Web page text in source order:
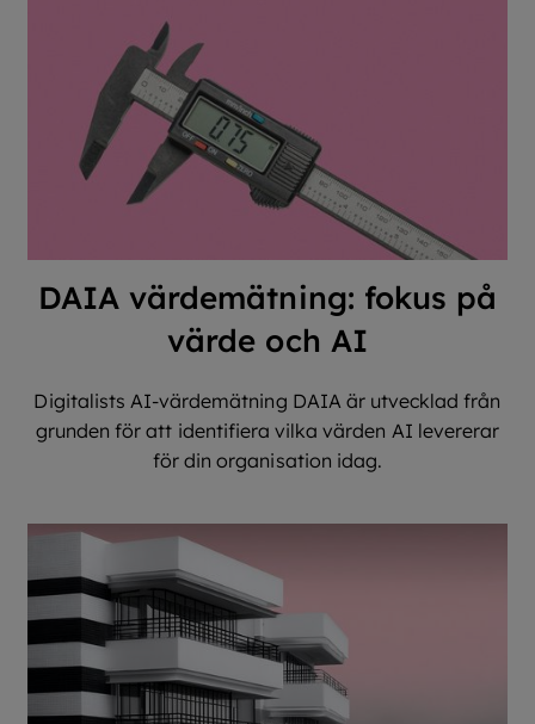
DAIA värdemätning: fokus på
värde och AI
Digitalists AI-värdemätning DAIA är utvecklad från
grunden för att identifiera vilka värden AI levererar
för din organisation idag.